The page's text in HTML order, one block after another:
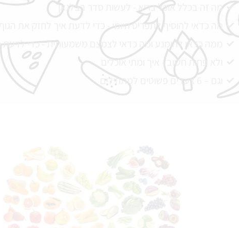
מה זה בכלל אוכל בריא - לעשות סדר בבלגאן
מה כדאי להוסיף לתפריט היומי - כדי לדעת איך לחזק את הגוף
ממה כדאי להימנע ומה כדאי לצמצם משמעותית - כדי לדעת
ולא פחות חשוב - איך ומתי אוכלים